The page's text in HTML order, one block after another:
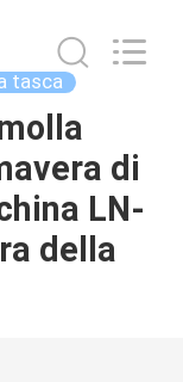
tasca
di
LN-
della